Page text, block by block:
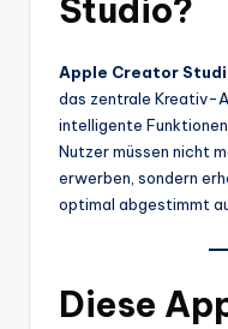
Studio?
Apple Creator
das zentrale Kreativ-
intelligente
Nutzer müssen nicht
erwerben, sondern
optimal abgestimmt
Diese